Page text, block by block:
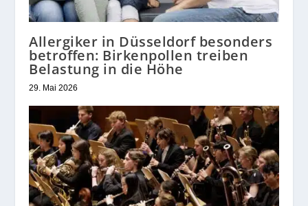
Allergiker in Düsseldorf besonders
betroffen: Birkenpollen treiben
Belastung in die Höhe
29. Mai 2026